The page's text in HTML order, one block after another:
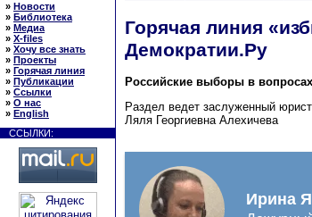
» Новости
» Библиотека
» Медиа
» X-files
» Хочу все знать
» Проекты
» Горячая линия
» Публикации
» Ссылки
» О нас
» English
ССЫЛКИ:
Горячая линия
Демократии.Ру
Российские выборы в вопросах
Раздел ведет заслуженный
Ляля Георгиевна Алехичева